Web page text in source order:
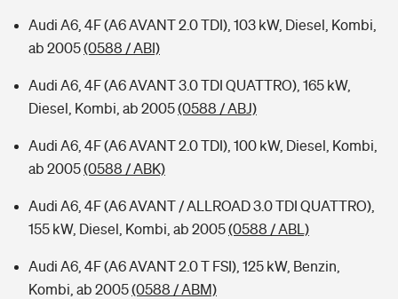
Audi A6, 4F (A6 AVANT 2.0 TDI), 103 kW, Diesel, Kombi,
ab 2005(0588 / ABI)
Audi A6, 4F (A6 AVANT 3.0 TDI QUATTRO), 165 kW,
Diesel, Kombi, ab 2005(0588 / ABJ)
Audi A6, 4F (A6 AVANT 2.0 TDI), 100 kW, Diesel, Kombi,
ab 2005(0588 / ABK)
Audi A6, 4F (A6 AVANT / ALLROAD 3.0 TDI QUATTRO),
155 kW, Diesel, Kombi, ab 2005(0588 / ABL)
Audi A6, 4F (A6 AVANT 2.0 T FSI), 125 kW, Benzin,
Kombi, ab 2005(0588 / ABM)